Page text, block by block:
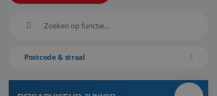
Postcode & straal